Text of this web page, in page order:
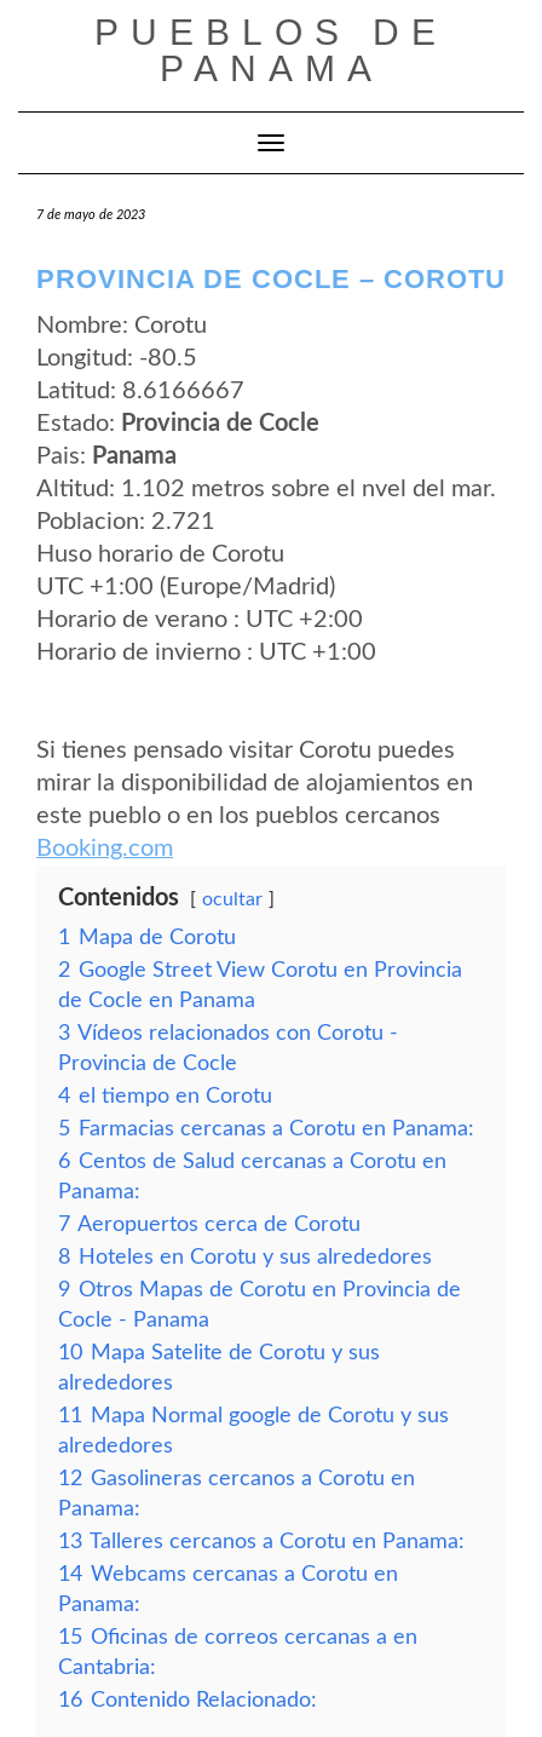
PUEBLOS DE
PANAMA
Cambiar modo de navegación
7 de mayo de 2023
PROVINCIA DE COCLE – COROTU
Nombre: Corotu
Longitud: -80.5
Latitud: 8.6166667
Estado: Provincia de Cocle
Pais: Panama
Altitud: 1.102 metros sobre el nvel del mar.
Poblacion: 2.721
Huso horario de Corotu
UTC +1:00 (Europe/Madrid)
Horario de verano : UTC +2:00
Horario de invierno : UTC +1:00
Si tienes pensado visitar Corotu puedes
mirar la disponibilidad de alojamientos en
este pueblo o en los pueblos cercanos
Booking.com
Contenidos ocultar
1
Mapa de Corotu
2 Google Street View Corotu en Provincia
de Cocle en Panama
3 Vídeos relacionados con Corotu -
Provincia de Cocle
4 el tiempo en Corotu
5 Farmacias cercanas a Corotu en Panama:
6 Centos de Salud cercanas a Corotu en
Panama:
7 Aeropuertos cerca de Corotu
8 Hoteles en Corotu y sus alrededores
9 Otros Mapas de Corotu en Provincia de
Cocle - Panama
10 Mapa Satelite de Corotu y sus
alrededores
11
Mapa Normal google de Corotu y sus
alrededores
12 Gasolineras cercanos a Corotu en
Panama:
13 Talleres cercanos a Corotu en Panama:
14 Webcams cercanas a Corotu en
Panama:
15 Oficinas de correos cercanas a en
Cantabria:
16 Contenido Relacionado: